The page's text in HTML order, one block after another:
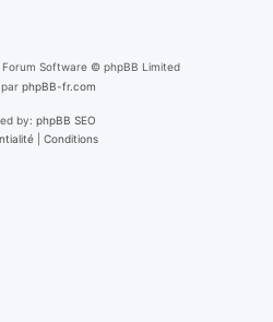
Software © phpBB Limited
phpBB-fr.com
by: phpBB SEO
Conditions